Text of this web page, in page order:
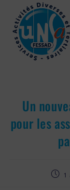
Un
pour les
1